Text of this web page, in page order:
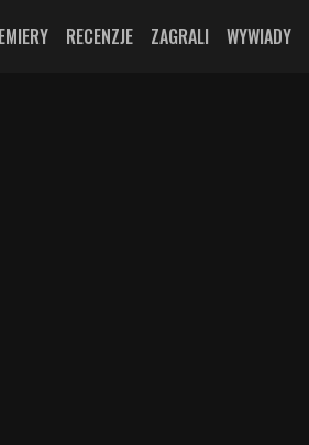
RECENZJE ZAGRALI WYWIADY